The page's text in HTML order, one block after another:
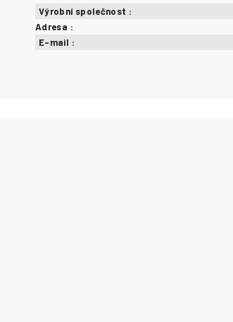
Výrobní společnost :
Adresa :
E-mail :